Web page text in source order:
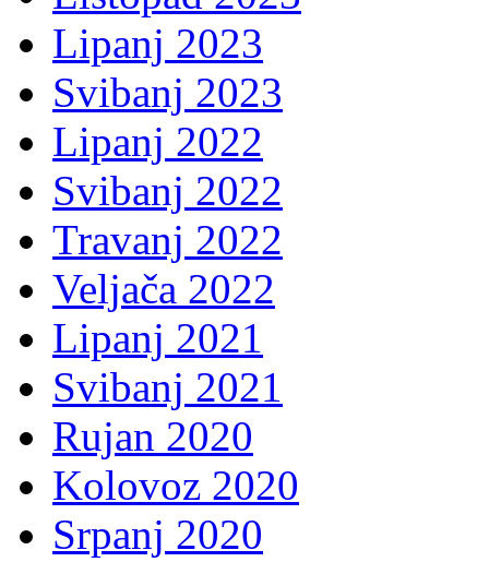
Lipanj 2023
Svibanj 2023
Lipanj 2022
Svibanj 2022
Travanj 2022
Veljača 2022
Lipanj 2021
Svibanj 2021
Rujan 2020
Kolovoz 2020
Srpanj 2020